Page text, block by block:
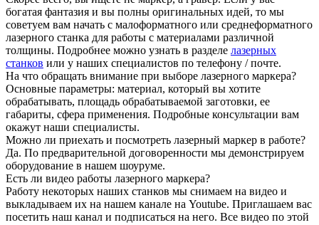
богатая фантазия и вы полны оригинальных идей, то мы
советуем вам начать с малоформатного или среднеформатного
лазерного станка для работы с материалами различной
толщины. Подробнее можно узнать в разделе лазерных
станков или у наших специалистов по телефону / почте.
На что обращать внимание при выборе лазерного маркера?
Основные параметры: материал, который вы хотите
обрабатывать, площадь обрабатываемой заготовки, ее
габариты, сфера применения. Подробные консультации вам
окажут наши специалисты.
Можно ли приехать и посмотреть лазерный маркер в работе?
Да. По предварительной договоренности мы демонстрируем
оборудование в нашем шоуруме.
Есть ли видео работы лазерного маркера?
Работу некоторых наших станков мы снимаем на видео и
выкладываем их на нашем канале на Youtube. Приглашаем вас
посетить наш канал и подписаться на него. Все видео по этой